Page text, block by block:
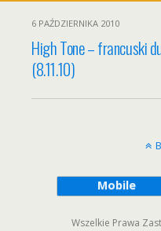
6 PAŹDZIERNIKA 2010
High Tone – francuski
(8.11.10)
Mobile
Wszelkie Prawa